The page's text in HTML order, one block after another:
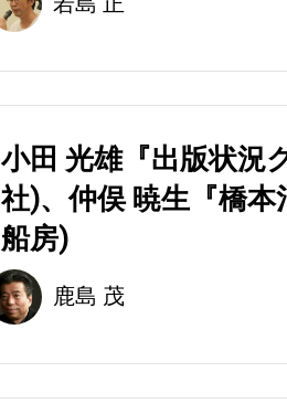
小田 光雄『出版状
社)、仲俣 暁生『橋
船房)
鹿島 茂